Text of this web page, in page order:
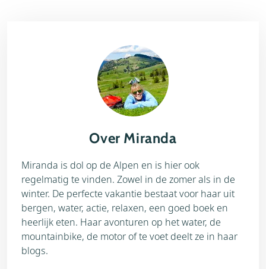
Over Miranda
Miranda is dol op de Alpen en is hier ook
regelmatig te vinden. Zowel in de zomer als in de
winter. De perfecte vakantie bestaat voor haar uit
bergen, water, actie, relaxen, een goed boek en
heerlijk eten. Haar avonturen op het water, de
mountainbike, de motor of te voet deelt ze in haar
blogs.